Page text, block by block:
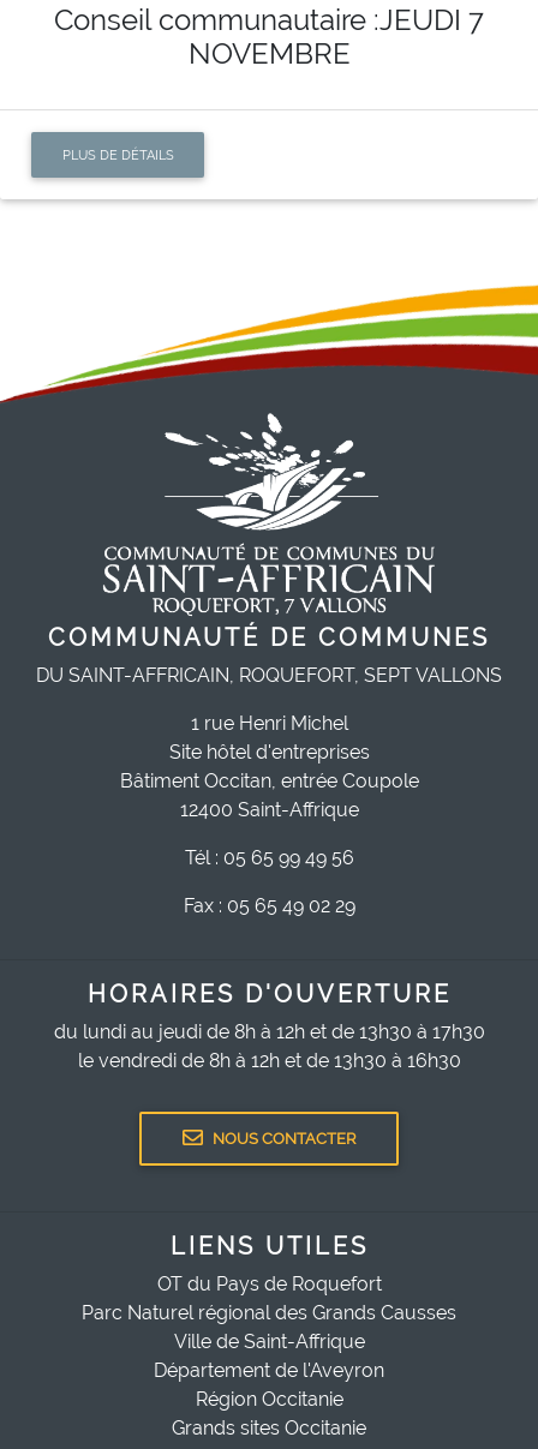
Conseil communautaire :JEUDI 7
NOVEMBRE
PLUS DE DÉTAILS
COMMUNAUTÉ DE COMMUNES
DU SAINT-AFFRICAIN, ROQUEFORT, SEPT VALLONS
1 rue Henri Michel
Site hôtel d'entreprises
Bâtiment Occitan, entrée Coupole
12400 Saint-Affrique
Tél : 05 65 99 49 56
Fax : 05 65 49 02 29
HORAIRES D'OUVERTURE
du lundi au jeudi de 8h à 12h et de 13h30 à 17h30
le vendredi de 8h à 12h et de 13h30 à 16h30
NOUS CONTACTER
LIENS UTILES
OT du Pays de Roquefort
Parc Naturel régional des Grands Causses
Ville de Saint-Affrique
Département de l'Aveyron
Région Occitanie
Grands sites Occitanie